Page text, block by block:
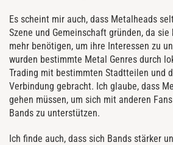
Es scheint mir auch, dass Metalheads
Szene und Gemeinschaft gründen, da
mehr benötigen, um ihre Interessen zu
wurden bestimmte Metal Genres durch
Trading mit bestimmten Stadtteilen und
Verbindung gebracht. Ich glaube, dass
gehen müssen, um sich mit anderen
Bands zu unterstützen.
Ich finde auch, dass sich Bands stärker